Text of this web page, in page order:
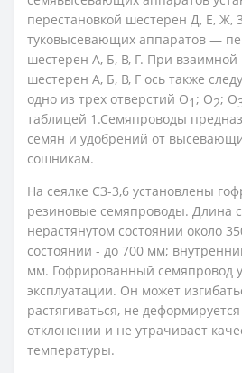
перестановкой шестерен Д, Е, Ж,
туковысевающих аппаратов —
шестерен А, Б, В, Г. При взаимной
шестерен А, Б, В, Г ось также
одно из трех отверстий О1 ; О2; О
таблицей 1.Семяпроводы
семян и удобрений от
сошникам.
На сеялке СЗ-3,6 установлены
резиновые семяпроводы. Длина
нерастянутом состоянии около
состоянии - до 700 мм;
мм. Гофрированный семяпровод
эксплуатации. Он может
растягиваться, не
отклонении и не утрачивает
температуры.